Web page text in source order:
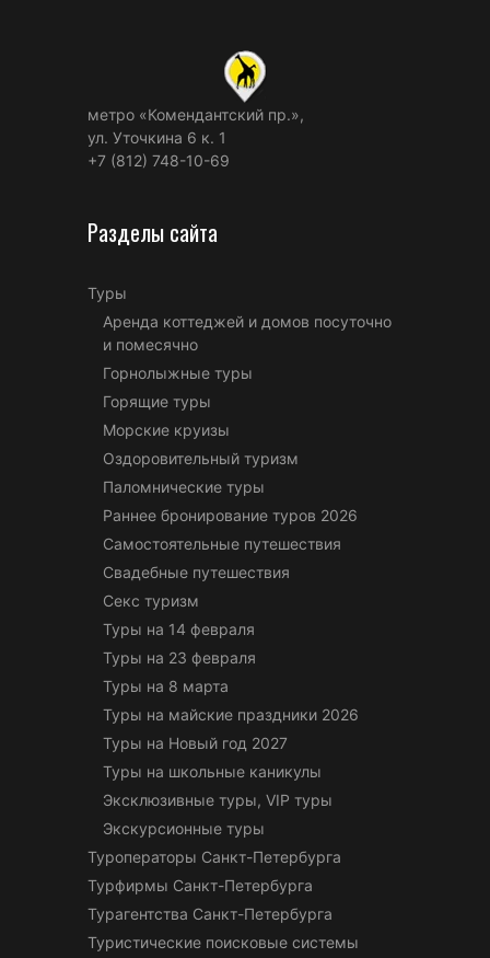
метро «Комендантский пр.»,
ул. Уточкина 6 к. 1
+7 (812) 748-10-69
Разделы сайта
Туры
Аренда коттеджей и домов посуточно
и помесячно
Горнолыжные туры
Горящие туры
Морские круизы
Оздоровительный туризм
Паломнические туры
Раннее бронирование туров 2026
Самостоятельные путешествия
Свадебные путешествия
Секс туризм
Туры на 14 февраля
Туры на 23 февраля
Туры на 8 марта
Туры на майские праздники 2026
Туры на Новый год 2027
Туры на школьные каникулы
Эксклюзивные туры, VIP туры
Экскурсионные туры
Туроператоры Санкт-Петербурга
Турфирмы Санкт-Петербурга
Турагентства Санкт-Петербурга
Туристические поисковые системы